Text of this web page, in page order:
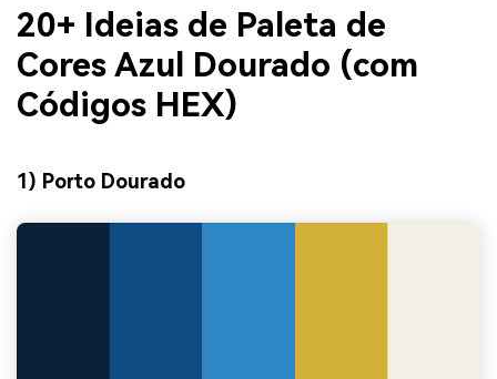
20+ Ideias de Paleta de
Cores Azul Dourado (com
Códigos HEX)
1) Porto Dourado